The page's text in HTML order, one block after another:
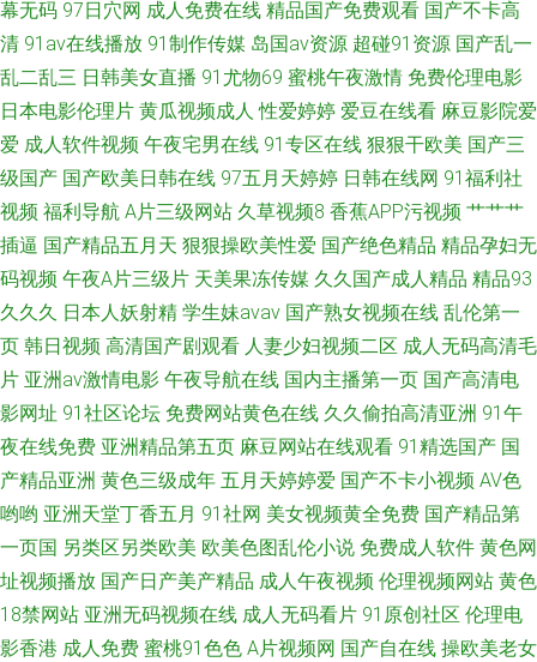
幕无码 97日穴网 成人免费在线 精品国产免费观看 国产不卡高
清 91av在线播放 91制作传媒 岛国av资源 超碰91资源 国产乱一
乱二乱三 日韩美女直播 91尤物69 蜜桃午夜激情 免费伦理电影
日本电影伦理片 黄瓜视频成人 性爱婷婷 爱豆在线看 麻豆影院爱
爱 成人软件视频 午夜宅男在线 91专区在线 狠狠干欧美 国产三
级国产 国产欧美日韩在线 97五月天婷婷 日韩在线网 91福利社
视频 福利导航 A片三级网站 久草视频8 香蕉APP污视频 艹艹艹
插逼 国产精品五月天 狠狠操欧美性爱 国产绝色精品 精品孕妇无
码视频 午夜A片三级片 天美果冻传媒 久久国产成人精品 精品93
久久久 日本人妖射精 学生妹avav 国产熟女视频在线 乱伦第一
页 韩日视频 高清国产剧观看 人妻少妇视频二区 成人无码高清毛
片 亚洲av激情电影 午夜导航在线 国内主播第一页 国产高清电
影网址 91社区论坛 免费网站黄色在线 久久偷拍高清亚洲 91午
夜在线免费 亚洲精品第五页 麻豆网站在线观看 91精选国产 国
产精品亚洲 黄色三级成年 五月天婷婷爱 国产不卡小视频 AV色
哟哟 亚洲天堂丁香五月 91社网 美女视频黄全免费 国产精品第
一页国 另类区另类欧美 欧美色图乱伦小说 免费成人软件 黄色网
址视频播放 国产日产美产精品 成人午夜视频 伦理视频网站 黄色
18禁网站 亚洲无码视频在线 成人无码看片 91原创社区 伦理电
影香港 成人免费 蜜桃91色色 A片视频网 国产自在线 操欧美老女